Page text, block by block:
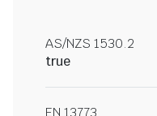
AS/NZS 1530.2
true
EN 13773